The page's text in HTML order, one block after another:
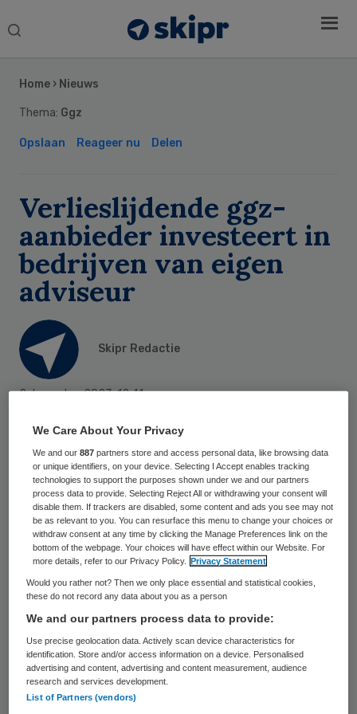
Search
Home › Nieuws
Thema: Ggz
Opslaan Reageer nu Delen
Verlieslijdende ggz-
aanbieder investeert in
bedrijven van eigen
adviseur
Skipr Redactie
2 december 2023,12:41
Ggz– en jeugdzorgorganisatie Vigo Groep
verwacht over 2023 een verlies van
minimaal 8,7 miljoen euro. Dat blijkt uit
gelekte interne documenten, dieFollow the
Moneyin handen heeft. Op de werkvloer
spelen ernstige problemen met werkdruk en
verzuim en krijgen cliënten op sommige
locaties ondermaatse zorg, volgens de
inspectie.
Het bestuur is ondertussen vooral bezig
Sidebar
We Care About Your Privacy
We and our887 partners store and access personal data, like browsing data
or unique identifiers, on your device. Selecting I Accept enables tracking
technologies to support the purposes shown under we and our partners
process data to provide. Selecting Reject All or withdrawing your consent will
disable them. If trackers are disabled, some content and ads you see may not
be as relevant to you. You can resurface this menu to change your choices or
withdraw consent at any time by clicking the Manage Preferences link on the
bottom of the webpage. Your choices will have effect within our Website. For
more details, refer to our Privacy Policy.
Privacy Statement
Would you rather not? Then we only place essential and statistical cookies,
these do not record any data about you as a person
We and our partners process data to provide:
Use precise geolocation data. Actively scan device characteristics for
identification. Store and/or access information on a device. Personalised
advertising and content, advertising and content measurement, audience
research and services development.
List of Partners (vendors)